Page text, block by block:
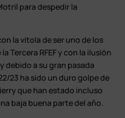
para despedir la
la vitola de ser uno de los
Tercera RFEF y con la ilusión
debido a su gran pasada
23 ha sido un duro golpe de
que han estado incluso
baja buena parte del año.